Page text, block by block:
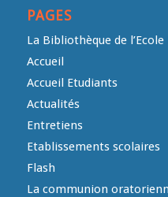
PAGES
La Bibliothèque de
Accueil
Accueil Etudiants
Actualités
Entretiens
Etablissements scolaires
Flash
La communion